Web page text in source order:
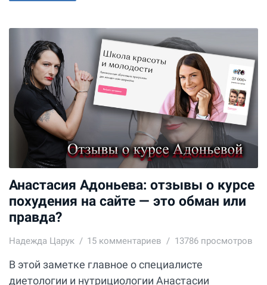
Анастасия Адоньева: отзывы о курсе
похудения на сайте — это обман или
правда?
Надежда Царук 15 комментариев 13786 просмотров
В этой заметке главное о специалисте
диетологии и нутрициологии Анастасии